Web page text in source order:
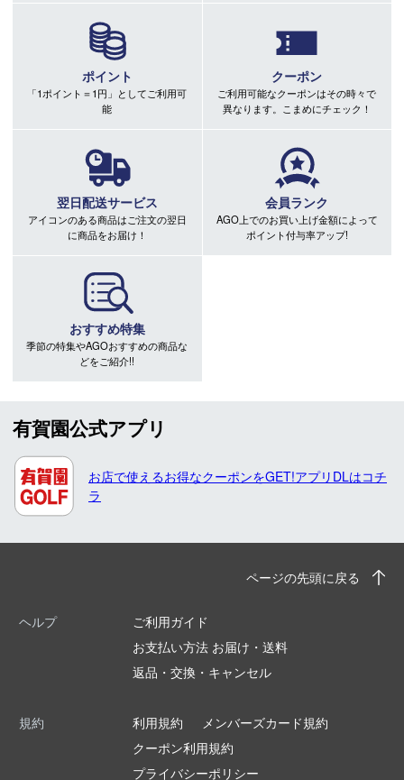
ポイント
「1ポイント＝1円」としてご利用可
能
クーポン
ご利用可能なクーポンはその時々で
異なります。こまめにチェック！
翌日配送サービス
アイコンのある商品はご注文の翌日
に商品をお届け！
会員ランク
AGO上でのお買い上げ金額によって
ポイント付与率アップ!
おすすめ特集
季節の特集やAGOおすすめの商品な
どをご紹介!!
有賀園公式アプリ
お店で使えるお得なクーポンをGET!アプリDLはコチ
ラ
ページの先頭に戻る
ヘルプ
ご利用ガイド
お支払い方法 お届け・送料
返品・交換・キャンセル
規約 利用規約
メンバーズカード規約
クーポン利用規約
プライバシーポリシー